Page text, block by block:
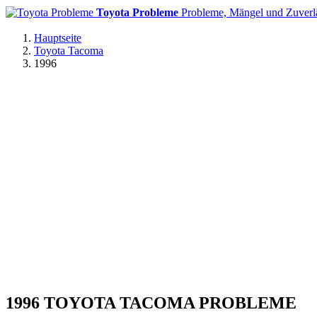
Toyota Probleme Probleme, Mängel und
Hauptseite
Toyota Tacoma
1996
1996 TOYOTA TACOMA PROBLEME